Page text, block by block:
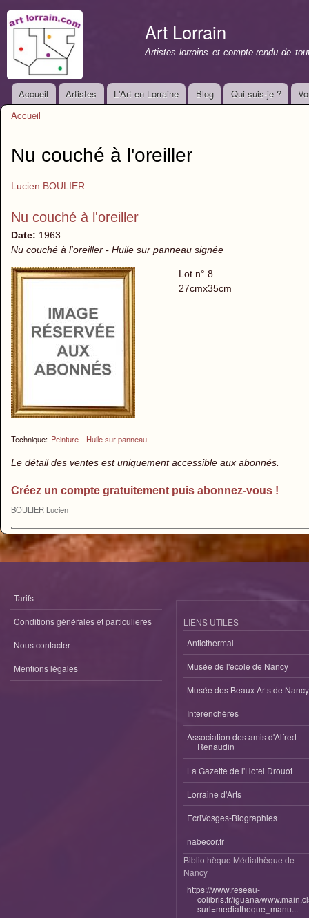
Art Lorrain
Artistes lorrains et compte-rendu de
Menu principal
Accueil Artistes L'Art en Lorraine Blog Qui suis-je ?
Accueil
Nu couché à l'oreiller
Lucien BOULIER
Nu couché à l'oreiller
Date: 1963
Nu couché à l'oreiller - Huile sur panneau signée
Technique: Peinture Huile sur panneau
Lot n° 8
27cmx35cm
Le détail des ventes est uniquement accessible aux abonnés.
Créez un compte gratuitement puis abonnez-vous !
BOULIER Lucien
Tarifs
Conditions générales et particulieres
Nous contacter
Mentions légales
LIENS UTILES
Anticthermal
Musée de l'école de Nancy
Musée des Beaux Arts de Nancy
Interenchères
Association des amis d'Alfred
Renaudin
La Gazette de l'Hotel Drouot
Lorraine d'Arts
EcriVosges-Biographies
nabecor.fr
Bibliothèque Médiathèque de
Nancy
https://www.reseau-
colibris.fr/iguana/
surl=mediatheque_manu...